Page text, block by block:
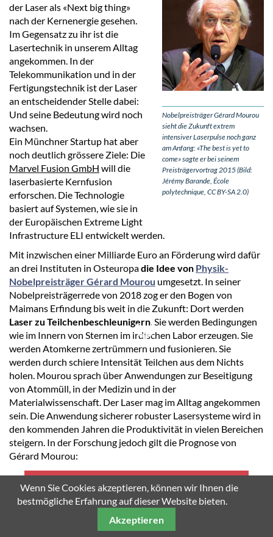
SCROLL DOWN
Nobelpreisträger Gérard Mourou
sieht die Zukunft extrem
intensiver Laserpulse noch ganz
am Anfang: «The best is yet to
come» sagte er bei seinem
Preisträgervortrag 2015 (Bild:
Jérémy Barande, École
polytechnique, CC BY-SA 2.0)
der Laser als «Next big thing»
nach der Kernenergie gesehen.
Im Gegensatz zu ihr ist die
Lasertechnik in unserem Alltag
angekommen. In der
Telekommunikation und in der
Fertigungstechnik ist der Laser
an entscheidender Stelle dabei:
Und seine Bedeutung wird noch
wachsen.
Ein Münchner Startup hat aber
noch deutlich grössere Ziele: Die
Marvel Fusion GmbH will die
laserbasierte Kernfusion
erforschen. Die Technologie
basiert auf Systemen, wie sie in
der Europäischen Extreme Light
Infrastructure ELI entwickelt werden.
Mit inzwischen einer Milliarde Euro an Förderung wird dafür
an drei Instituten in Osteuropadie Idee von Physik-
Nobelpreisträger Gérard Mourou umgesetzt. In seiner
Nobelpreisträgerrede von 2018 zog er den Bogen von
Maimans Erfindung bis weit in die Zukunft: Dort werden
Laser zu Teilchenbeschleunigern. Sie werden Bedingungen
wie im Innern von Sternen im irdischen Labor erzeugen. Sie
werden Atomkerne zertrümmern und fusionieren. Sie
werden durch schiere Intensität Teilchen aus dem Nichts
holen. Mourou sprach über Anwendungen zur Beseitigung
von Atommüll, in der Medizin und in der
Materialwissenschaft. Der Laser mag im Alltag angekommen
sein. Die Anwendung sicherer robuster Lasersysteme wird in
den kommenden Jahren die Produktivität in vielen Bereichen
steigern. In der Forschung jedoch gilt die Prognose von
Gérard Mourou:
«The best is yet to come!»
Wenn Sie Cookies akzeptieren, können wir Ihnen die
bestmögliche Erfahrung auf dieser Website bieten.
Akzeptieren